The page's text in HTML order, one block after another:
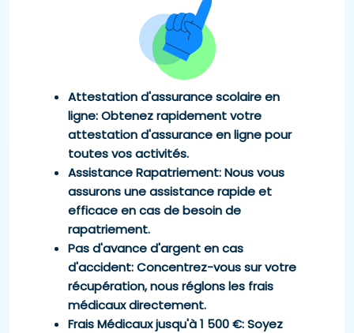
Attestation d'assurance scolaire en
ligne: Obtenez rapidement votre
attestation d'assurance en ligne pour
toutes vos activités.
Assistance Rapatriement: Nous vous
assurons une assistance rapide et
efficace en cas de besoin de
rapatriement.
Pas d'avance d'argent en cas
d'accident: Concentrez-vous sur votre
récupération, nous réglons les frais
médicaux directement.
Frais Médicaux jusqu'à 1 500 €: Soyez